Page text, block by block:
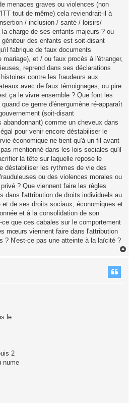
menaces graves ou violences (non
tout de même) cela reviendrait-il à
/ inclusion / santé / loisirs/
charge de ses enfants majeurs ? ou
des enfants est soit-disant
fabrique de faux documents
et / ou faux procès à l'étranger,
reprend dans ses déclarations
contre les fraudeurs aux
avec de faux témoignages, ou pire
ça le vivre ensemble ? Que font les
ce genre d'énergumène ré-apparaît
(soit-disant
comme un cheveux dans
pour venir encore déstabiliser le
économique ne tient qu'à un fil avant
mentionné dans les lois sociales qu'il
la tête sur laquelle repose le
déstabiliser les rythmes de vie des
ou des violences morales ou
? Que viennent faire les règles
dans l'attribution de droits individuels au
de ses droits sociaux, économiques et
et à la consolidation de son
que ces cabales sur le comportement
mœurs viennent faire dans l'attribution
? N'est-ce pas une atteinte à la laïcité ?
le
2
nume